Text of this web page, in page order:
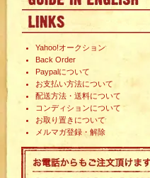
Yahoo!オークション
Back Order
Paypalについて
お支払い方法について
配送方法・送料について
コンディションについて
お取り置きについて
メルマガ登録・解除